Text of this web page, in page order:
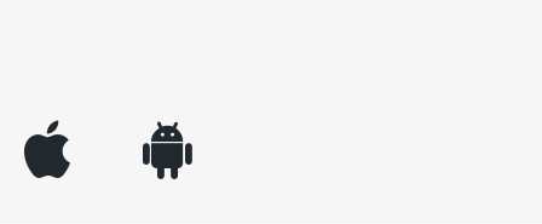
appleinc android